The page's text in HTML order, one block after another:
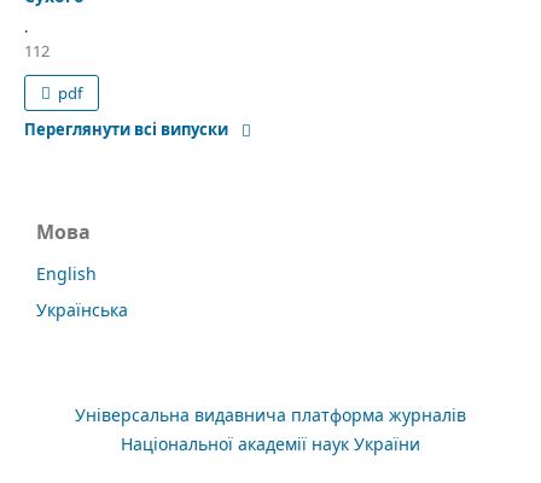
.
112
pdf
Переглянути всі випуски
Мова
English
Українська
Універсальна видавнича платформа журналів
Національної академії наук України